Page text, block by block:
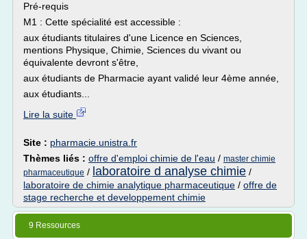
Pré-requis
M1 : Cette spécialité est accessible :
aux étudiants titulaires d'une Licence en Sciences,
mentions Physique, Chimie, Sciences du vivant ou
équivalente devront s'être,
aux étudiants de Pharmacie ayant validé leur 4ème année,
aux étudiants...
Lire la suite
Site : pharmacie.unistra.fr
Thèmes liés : offre d'emploi chimie de l'eau / master chimie
pharmaceutique / laboratoire d analyse chimie /
laboratoire de chimie analytique pharmaceutique / offre de
stage recherche et developpement chimie
9 Ressources